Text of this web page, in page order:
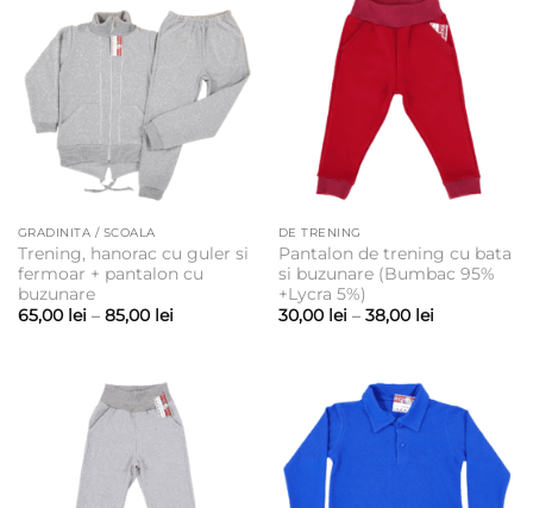
GRADINITA / SCOALA
Trening, hanorac cu guler si
fermoar + pantalon cu
buzunare
65,00 lei – 85,00 leiInterval
85,00 lei
DE TRENING
Pantalon de trening cu bata
si buzunare (Bumbac 95%
+Lycra 5%)
30,00 lei – 38,00 leiInterval
38,00 lei